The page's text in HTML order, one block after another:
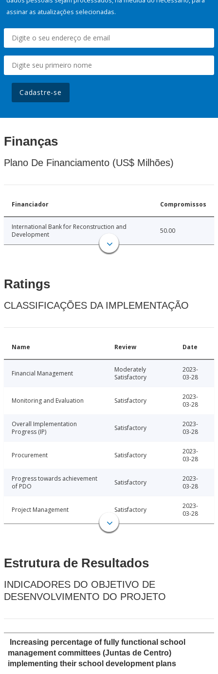
assinar as atualizações selecionadas.
Cadastre-se
Finanças
Plano De Financiamento (US$ Milhões)
Financiador Compromissos
International Bank for Reconstruction and
Development
50.00
Ratings
CLASSIFICAÇÕES DA IMPLEMENTAÇÃO
Name Review Date
Financial Management
Moderately
Satisfactory
2023-
03-28
Monitoring and Evaluation Satisfactory
2023-
03-28
Overall Implementation
Progress (IP)
Satisfactory
2023-
03-28
Procurement Satisfactory
2023-
03-28
Progress towards achievement
of PDO
Satisfactory
2023-
03-28
Project Management Satisfactory
2023-
03-28
Estrutura de Resultados
INDICADORES DO OBJETIVO DE
DESENVOLVIMENTO DO PROJETO
Increasing percentage of fully functional school
management committees (Juntas de Centro)
implementing their school development plans